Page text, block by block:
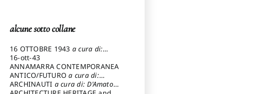
alcune sotto collane
16 OTTOBRE 1943 a cura di:
Pezzetti Marcello
16-ott-43
ANNAMARRA CONTEMPORANEA
ANTICO/FUTUROa cura di:
Varagnoli Claudio
ARCHINAUTI a cura di: D'Amato